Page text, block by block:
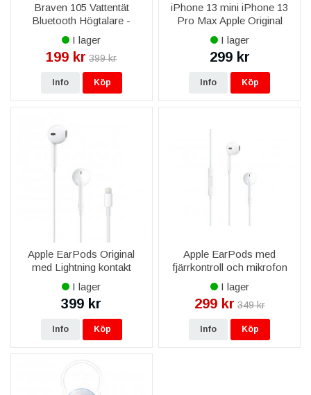
Braven 105 Vattentät
Bluetooth Högtalare -
Rödgrå
I lager
199 kr 399 kr
Info Köp
iPhone 13 mini iPhone 13
Pro Max Apple Original
Lightning till 3,5 mm-adapter
för hörlurar
I lager
299 kr
Info Köp
Apple EarPods Original
med Lightning kontakt
MMTN2ZM/A
I lager
399 kr
Info Köp
Apple EarPods med
fjärrkontroll och mikrofon
MNHF2ZM/A 3,5 mm
I lager
299 kr 349 kr
Info Köp